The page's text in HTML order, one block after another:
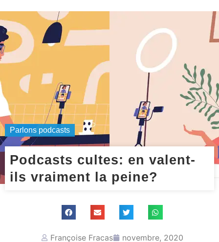
Parlons podcasts
Podcasts cultes: en valent-
ils vraiment la peine?
Françoise Fracas novembre, 2020